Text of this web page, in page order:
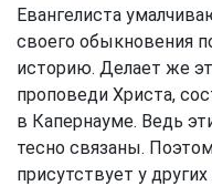
Евангелиста
своего обыкновения
историю. Делает же
проповеди Христа,
в Капернауме. Ведь
тесно связаны.
присутствует у